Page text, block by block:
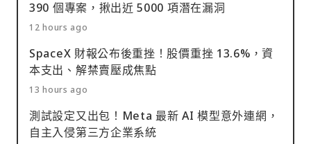
390 個專案，揪出近 5000 項潛在漏洞
12 hours ago
SpaceX 財報公布後重挫！股價重挫 13.6%，資
本支出、解禁賣壓成焦點
13 hours ago
測試設定又出包！Meta 最新 AI 模型意外連網，
自主入侵第三方企業系統